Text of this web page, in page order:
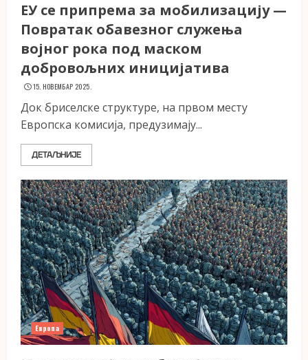
ЕУ се припрема за мобилизацију —
Повратак обавезног служења
војног рока под маском
добровољних иницијатива
15. НОВЕМБАР 2025.
Док бриселске структуре, на првом месту
Европска комисија, предузимају...
ДЕТАЉНИЈЕ
Европа